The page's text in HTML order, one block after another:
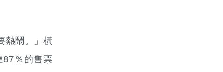
熱鬧。」橫
87％的售票